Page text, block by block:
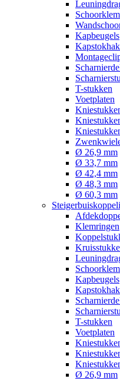
Kapbeugels
T-stukken
Voetplaten
Ø 26,9 mm
Ø 33,7 mm
Ø 42,4 mm
Ø 48,3 mm
Ø 60,3 mm
Klemringen
Kapbeugels
T-stukken
Voetplaten
Ø 26,9 mm